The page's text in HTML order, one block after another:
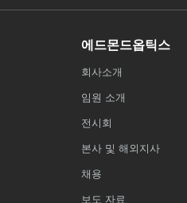
에드몬드옵틱스
회사소개
임원 소개
전시회
본사 및 해외지사
채용
보도 자료